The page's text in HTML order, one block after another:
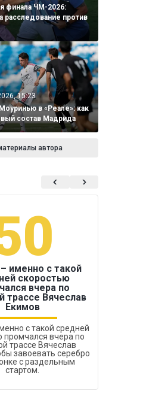
финала ЧМ-2026:
расследование против
15:23
в «Реале»: как
состав Мадрида
автора
именно с такой
скоростью
вчера по
трассе Вячеслав
Екимов
с такой средней
промчался вчера по
трассе Вячеслав
завоевать серебро
с раздельным
стартом.